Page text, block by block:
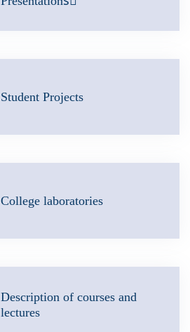
Student Projects
College laboratories
Description of courses and
lectures